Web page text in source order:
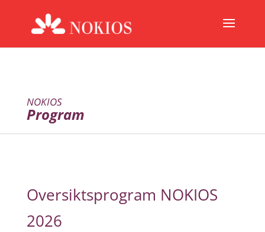
NOKIOS
Program
Oversiktsprogram NOKIOS
2026